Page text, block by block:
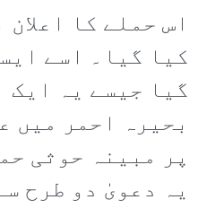
اس حملے کا
کیا گیا۔ اسے
گیا جیسے یہ ایک
بحیرہ احمر میں
پر مبینہ حوثی
یہ دعویٰ دو طرح